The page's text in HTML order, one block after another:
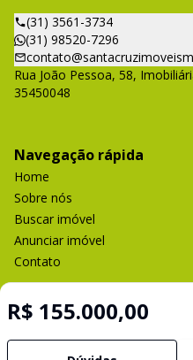
R$ 155.000,00
(31) 3561-3734
(31) 98520-7296
Rua João Pessoa, 58,
35450048
Navegação rápida
Home
Sobre nós
Buscar imóvel
Anunciar imóvel
Contato
Selo